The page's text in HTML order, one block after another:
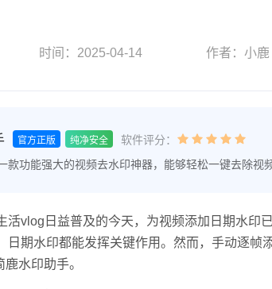
时间：2025-04-14 作者：小鹿
官方正版 纯净安全
软件评分：
款功能强大的视频去水印神器，能够轻松一键去除视
活vlog日益普及的今天，为视频添加日期水印
日期水印都能发挥关键作用。然而，手动逐
水印助手。